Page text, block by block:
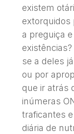
existem
extorquidos
a preguiça
se a deles
ou por
que ir atrás
inúmeras
traficantes
diária de